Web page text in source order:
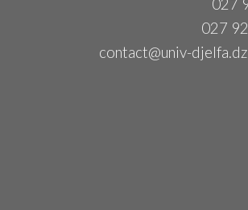
contact@univ-djelfa.dz